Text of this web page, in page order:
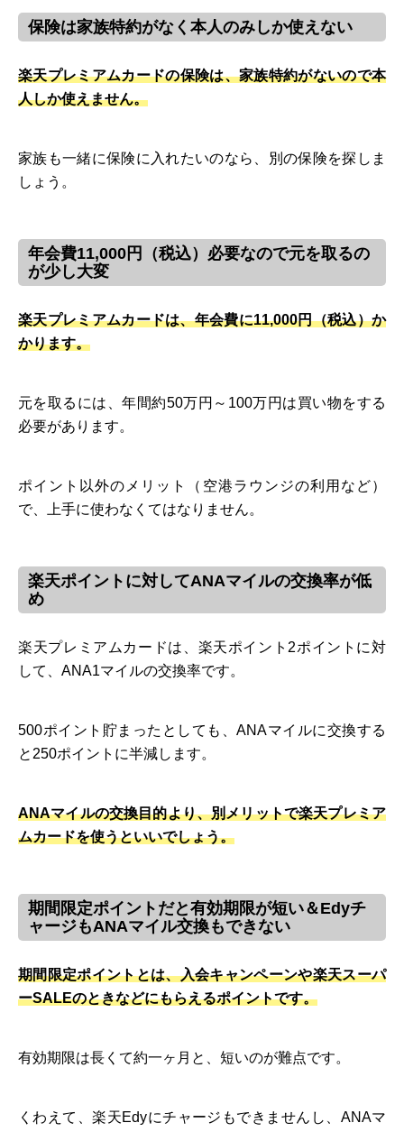
保険は家族特約がなく本人のみしか使えない
楽天プレミアムカードの保険は、家族特約がないので本
人しか使えません。
家族も一緒に保険に入れたいのなら、別の保険を探しま
しょう。
年会費11,000円（税込）必要なので元を取るの
が少し大変
楽天プレミアムカードは、年会費に11,000円（税込）か
かります。
元を取るには、年間約50万円～100万円は買い物をする
必要があります。
ポイント以外のメリット（空港ラウンジの利用など）
で、上手に使わなくてはなりません。
楽天ポイントに対してANAマイルの交換率が低
め
楽天プレミアムカードは、楽天ポイント2ポイントに対
して、ANA1マイルの交換率です。
500ポイント貯まったとしても、ANAマイルに交換する
と250ポイントに半減します。
ANAマイルの交換目的より、別メリットで楽天プレミア
ムカードを使うといいでしょう。
期間限定ポイントだと有効期限が短い＆Edyチ
ャージもANAマイル交換もできない
期間限定ポイントとは、入会キャンペーンや楽天スーパ
ーSALEのときなどにもらえるポイントです。
有効期限は長くて約一ヶ月と、短いのが難点です。
くわえて、楽天Edyにチャージもできませんし、ANAマ